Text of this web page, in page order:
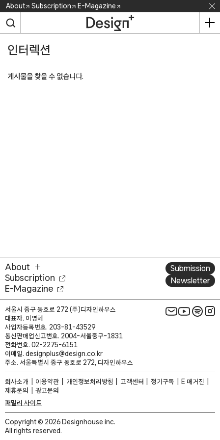
Skip
content
About Subscription E-Magazine
인터렉션
게시물을 찾을 수 없습니다.
About
Subscription
E-Magazine
Submission
Newsletter
서울시 중구 동호로 272 (주)디자인하우스
대표자. 이영혜
사업자등록번호. 203-81-43529
통신판매업신고번호. 2004-서울중구-1831
전화번호. 02-2275-6151
이메일. designplus@design.co.kr
주소. 서울특별시 중구 동호로 272, 디자인하우스
회사소개 이용약관 개인정보처리방침 고객센터 정기구독
E 매거진
제휴문의
광고문의
패밀리 사이트
Copyright © 2026 Designhouse inc.
All rights reserved.